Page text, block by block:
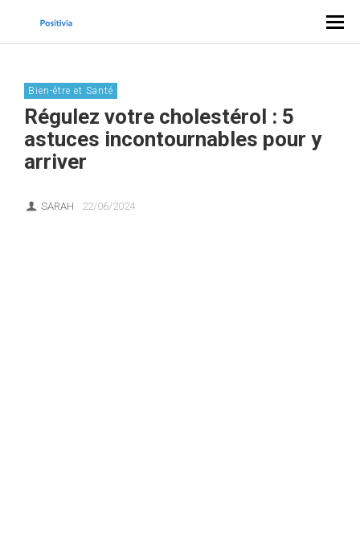
Bien-être et Santé
Régulez votre cholestérol : 5
astuces incontournables pour y
arriver
SARAH 22/06/2024